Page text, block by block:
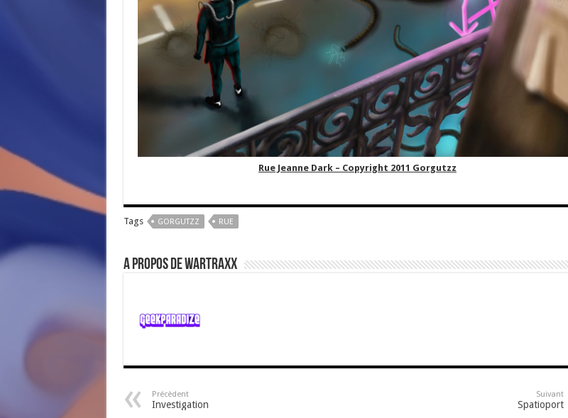
Rue Jeanne Dark – Copyright 2011 Gorgutzz
Tags GORGUTZZ RUE
A propos de WartraxX
Précèdent
Investigation
Suivant
Spatioport